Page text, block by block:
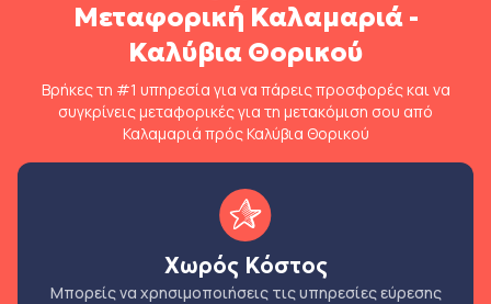
Μεταφορική Καλαμαριά -
Καλύβια Θορικού
Βρήκες τη #1 υπηρεσία για να πάρεις προσφορές και να
συγκρίνεις μεταφορικές για τη μετακόμιση σου από
Καλαμαριά πρός Καλύβια Θορικού
Χωρός Κόστος
Μπορείς να χρησιμοποιήσεις τις υπηρεσίες εύρεσης